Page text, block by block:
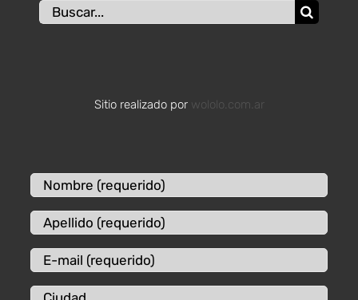
Buscar:
Sitio realizado por wololo.com.ar